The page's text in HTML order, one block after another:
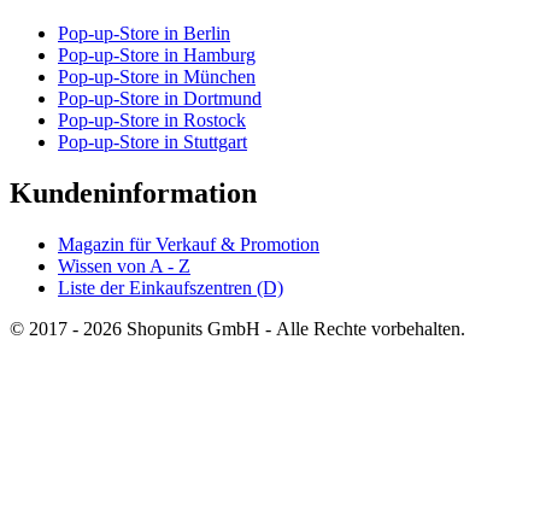
Pop-up-Store in Berlin
Pop-up-Store in Hamburg
Pop-up-Store in München
Pop-up-Store in Dortmund
Pop-up-Store in Rostock
Pop-up-Store in Stuttgart
Kundeninformation
Magazin für Verkauf & Promotion
Wissen von A - Z
Liste der Einkaufszentren (D)
© 2017 - 2026 Shopunits GmbH - Alle Rechte vorbehalten.